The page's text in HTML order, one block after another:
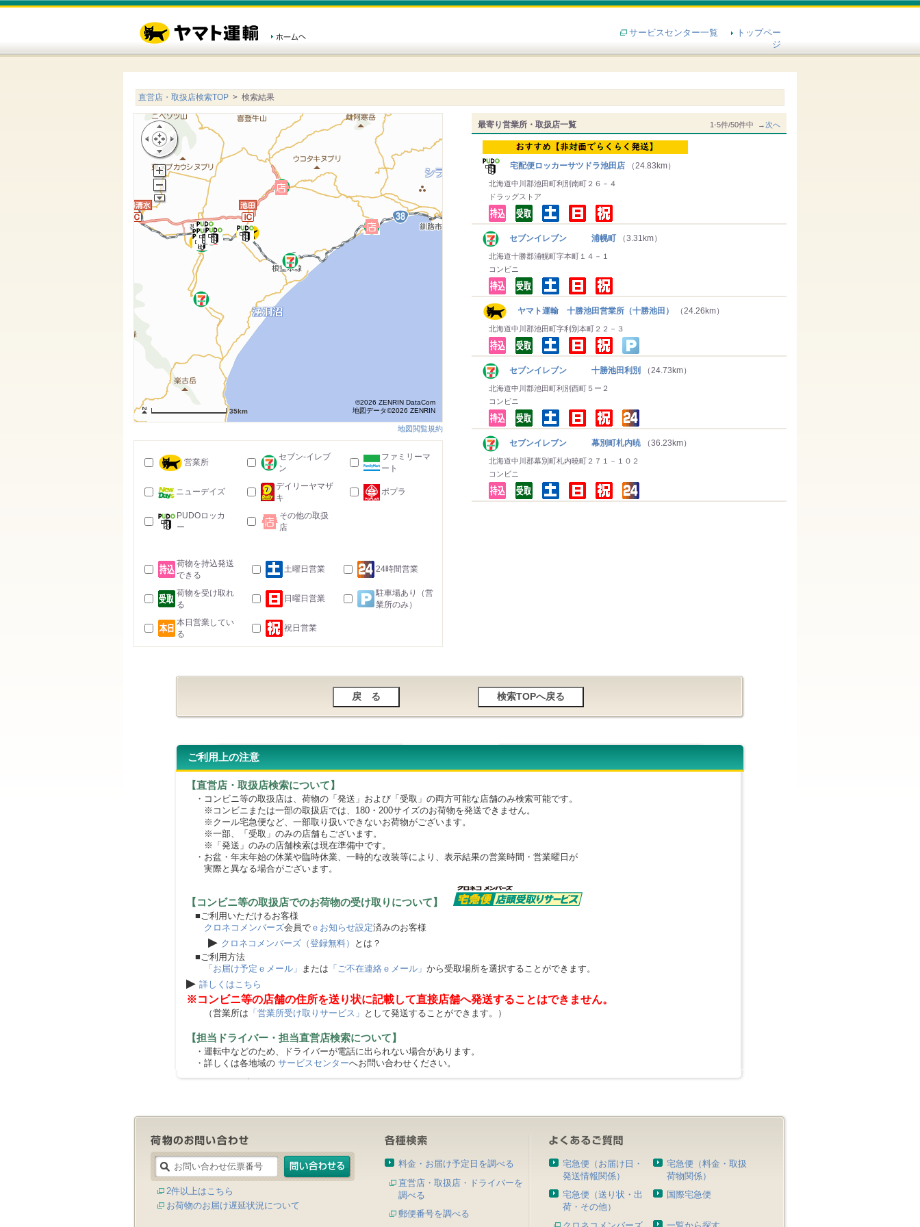
サービスセンター一覧
トップペー
ジ
直営店・取扱店検索TOP > 検索結果
最寄り営業所・取扱店一覧 1-5件/50件中 →次へ
宅配便ロッカーサツドラ池田店 （24.83km）
北海道中川郡池田町利別南町２６－４
ドラッグストア
セブンイレブン 浦幌町 （3.31km）
北海道十勝郡浦幌町字本町１４－１
コンビニ
ヤマト運輸 十勝池田営業所（十勝池田） （24.26km）
北海道中川郡池田町字利別本町２２－３
セブンイレブン 十勝池田利別 （24.73km）
北海道中川郡池田町利別西町５ー２
コンビニ
セブンイレブン 幕別町札内暁 （36.23km）
北海道中川郡幕別町札内暁町２７１－１０２
コンビニ
35km
©2026 ZENRIN DataCom
地図データ©2026 ZENRIN
地図閲覧規約
営業所
セブン-イレブ
ン
ファミリーマ
ート
ニューデイズ
デイリーヤマザ
キ
ポプラ
PUDOロッカ
ー
その他の取扱
店
荷物を持込発送
できる
土曜日営業 24時間営業
荷物を受け取れ
る
日曜日営業
駐車場あり（営
業所のみ）
本日営業してい
る
祝日営業
ご利用上の注意
【直営店・取扱店検索について】
・コンビニ等の取扱店は、荷物の「発送」および「受取」の両方可能な店舗のみ検索可能です。
※コンビニまたは一部の取扱店では、180・200サイズのお荷物を発送できません。
※クール宅急便など、一部取り扱いできないお荷物がございます。
※一部、「受取」のみの店舗もございます。
※「発送」のみの店舗検索は現在準備中です。
・お盆・年末年始の休業や臨時休業、一時的な改装等により、表示結果の営業時間・営業曜日が
実際と異なる場合がございます。
【コンビニ等の取扱店でのお荷物の受け取りについて】
■ご利用いただけるお客様
クロネコメンバーズ会員で ｅお知らせ設定済みのお客様
▶ クロネコメンバーズ（登録無料）
とは？
■ご利用方法
「お届け予定ｅメール」 または 「ご不在連絡ｅメール」 から受取場所を選択することができます。
▶ 詳しくはこちら
※コンビニ等の店舗の住所を送り状に記載して直接店舗へ発送することはできません。
（営業所は 「営業所受け取りサービス」 として発送することができます。）
【担当ドライバー・担当直営店検索について】
・運転中などのため、ドライバーが電話に出られない場合があります。
・詳しくは各地域の サービスセンターへお問い合わせください。
2件以上はこちら
お荷物のお届け遅延状況について
料金・お届け予定日を調べる
直営店・取扱店・ドライバーを
調べる
郵便番号を調べる
宅急便（お届け日・
発送情報関係）
宅急便（料金・取扱
荷物関係）
宅急便（送り状・出
荷・その他）
国際宅急便